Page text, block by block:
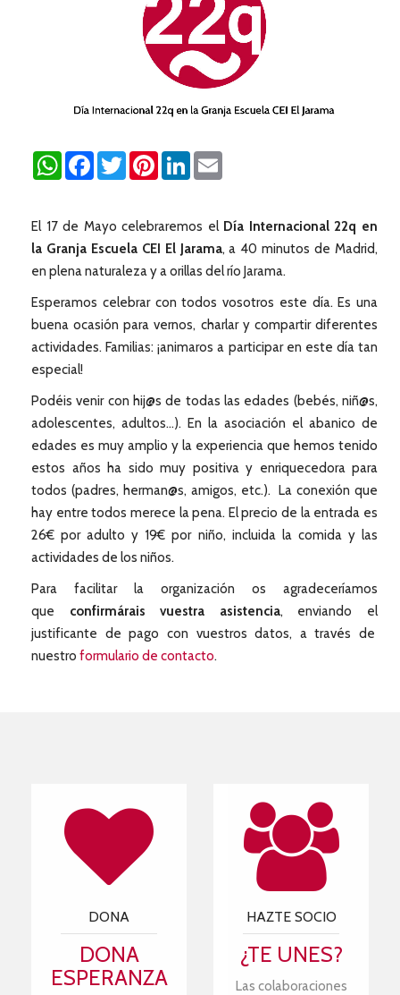
WhatsAppFacebookTwitterPinterestLinkedIn
El 17 de Mayo celebraremos el Día Internacional 22q en
la Granja Escuela CEI El Jarama, a 40 minutos de Madrid,
en plena naturaleza y a orillas del río Jarama.
Esperamos celebrar con todos vosotros este día. Es una
buena ocasión para vernos, charlar y compartir diferentes
actividades. Familias: ¡animaros a participar en este día tan
especial!
Podéis venir con hij@s de todas las edades (bebés, niñ@s,
adolescentes, adultos…). En la asociación el abanico de
edades es muy amplio y la experiencia que hemos tenido
estos años ha sido muy positiva y enriquecedora para
todos (padres, herman@s, amigos, etc.). La conexión que
hay entre todos merece la pena. El precio de la entrada es
26€ por adulto y 19€ por niño, incluida la comida y las
actividades de los niños.
Para facilitar la organización os agradeceríamos
que confirmárais vuestra asistencia, enviando el
justificante de pago con vuestros datos, a través de
nuestro formulario de contacto.
DONA
DONA
ESPERANZA
HAZTE SOCIO
¿TE UNES?
Las colaboraciones